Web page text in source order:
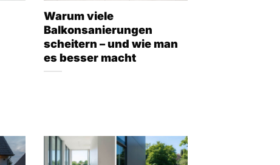
Warum viele
Balkonsanierungen
scheitern – und wie man
es besser macht